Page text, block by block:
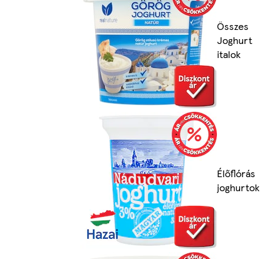
Összes
Joghurt
italok
Élőflórás
joghurtok